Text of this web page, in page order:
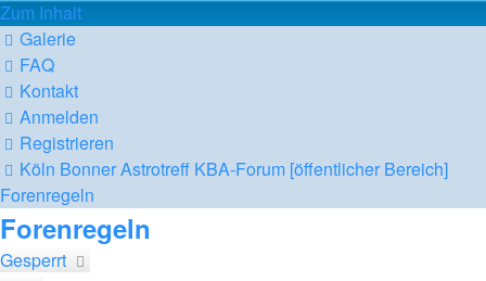
Zum Inhalt
Galerie
FAQ
Kontakt
Anmelden
Registrieren
Köln Bonner Astrotreff KBA-Forum [öffentlicher Bereich]
Forenregeln
Forenregeln
Gesperrt